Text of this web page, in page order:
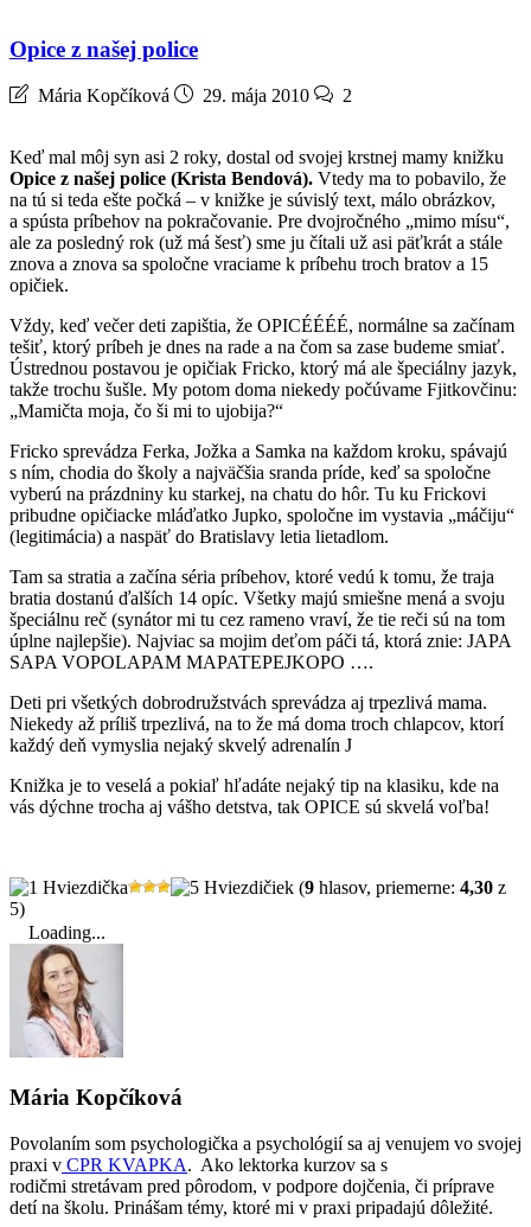
Opice z našej police
Mária Kopčíková 29. mája 2010 2
Keď mal môj syn asi 2 roky, dostal od svojej krstnej mamy knižku
Opice z našej police (Krista Bendová). Vtedy ma to pobavilo, že
na tú si teda ešte počká – v knižke je súvislý text, málo obrázkov,
a spústa príbehov na pokračovanie. Pre dvojročného „mimo mísu“,
ale za posledný rok (už má šesť) sme ju čítali už asi päťkrát a stále
znova a znova sa spoločne vraciame k príbehu troch bratov a 15
opičiek.
Vždy, keď večer deti zapištia, že OPICÉÉÉÉ, normálne sa začínam
tešiť, ktorý príbeh je dnes na rade a na čom sa zase budeme smiať.
Ústrednou postavou je opičiak Fricko, ktorý má ale špeciálny jazyk,
takže trochu šušle. My potom doma niekedy počúvame Fjitkovčinu:
„Mamičta moja, čo ši mi to ujobija?“
Fricko sprevádza Ferka, Jožka a Samka na každom kroku, spávajú
s ním, chodia do školy a najväčšia sranda príde, keď sa spoločne
vyberú na prázdniny ku starkej, na chatu do hôr. Tu ku Frickovi
pribudne opičiacke mláďatko Jupko, spoločne im vystavia „máčiju“
(legitimácia) a naspäť do Bratislavy letia lietadlom.
Tam sa stratia a začína séria príbehov, ktoré vedú k tomu, že traja
bratia dostanú ďalších 14 opíc. Všetky majú smiešne mená a svoju
špeciálnu reč (synátor mi tu cez rameno vraví, že tie reči sú na tom
úplne najlepšie). Najviac sa mojim deťom páči tá, ktorá znie: JAPA
SAPA VOPOLAPAM MAPATEPEJKOPO ….
Deti pri všetkých dobrodružstvách sprevádza aj trpezlivá mama.
Niekedy až príliš trpezlivá, na to že má doma troch chlapcov, ktorí
každý deň vymyslia nejaký skvelý adrenalín J
Knižka je to veselá a pokiaľ hľadáte nejaký tip na klasiku, kde na
vás dýchne trocha aj vášho detstva, tak OPICE sú skvelá voľba!
(9 hlasov, priemerne: 4,30 z
5)
Loading...
Mária Kopčíková
Povolaním som psychologička a psychológií sa aj venujem vo svojej
praxi v CPR KVAPKA. Ako lektorka kurzov sa s
rodičmi stretávam pred pôrodom, v podpore dojčenia, či príprave
detí na školu. Prinášam témy, ktoré mi v praxi pripadajú dôležité.